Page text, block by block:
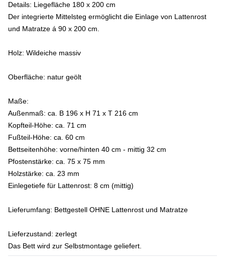
Details: Liegefläche 180 x 200 cm
Der integrierte Mittelsteg ermöglicht die Einlage von Lattenrost
und Matratze á 90 x 200 cm.
Holz: Wildeiche massiv
Oberfläche: natur geölt
Maße:
Außenmaß: ca. B 196 x H 71 x T 216 cm
Kopfteil-Höhe: ca. 71 cm
Fußteil-Höhe: ca. 60 cm
Bettseitenhöhe: vorne/hinten 40 cm - mittig 32 cm
Pfostenstärke: ca. 75 x 75 mm
Holzstärke: ca. 23 mm
Einlegetiefe für Lattenrost: 8 cm (mittig)
Lieferumfang: Bettgestell OHNE Lattenrost und Matratze
Lieferzustand: zerlegt
Das Bett wird zur Selbstmontage geliefert.